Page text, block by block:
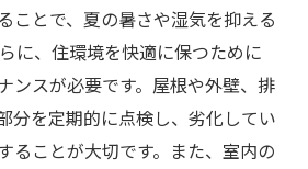
ことで、夏の暑さや湿気を抑える
に、住環境を快適に保つために
ンスが必要です。屋根や外壁、排
分を定期的に点検し、劣化してい
ることが大切です。また、室内の